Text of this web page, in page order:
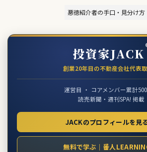
悪徳紹介者の手口・見分け方
投資家JACK
創業20年目の不動産会社代表
運営目 ・ コアメンバー累計
読売新聞・週刊SPA! 掲載
JACKのプロフィールを見
無料で学ぶ｜番人